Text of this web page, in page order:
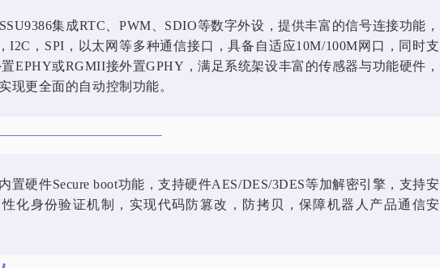
集成RTC、PWM、SDIO等数字外设，提供丰富的信号连接功能，
I2C，SPI，以太网等多种通信接口，具备自适应10M/100M网口，同时支
EPHY或RGMII接外置GPHY，满足系统架设丰富的传感器与功能硬件，
现更全面的自动控制功能。
置硬件Secure boot功能，支持硬件AES/DES/3DES等加解密引擎，支持安
化身份验证机制，实现代码防篡改，防拷贝，保障机器人产品通信安